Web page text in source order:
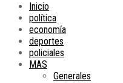
Inicio
política
economía
deportes
policiales
MAS
Generales